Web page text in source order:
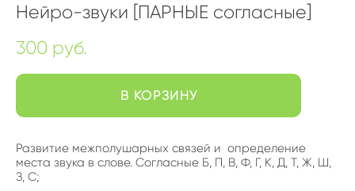
Нейро-звуки [ПАРНЫЕ согласные]
300 pуб.
В КОРЗИНУ
Развитие межполушарных связей и определение
места звука в слове. Согласные Б, П, В, Ф, Г, К, Д, Т, Ж, Ш,
З, С;